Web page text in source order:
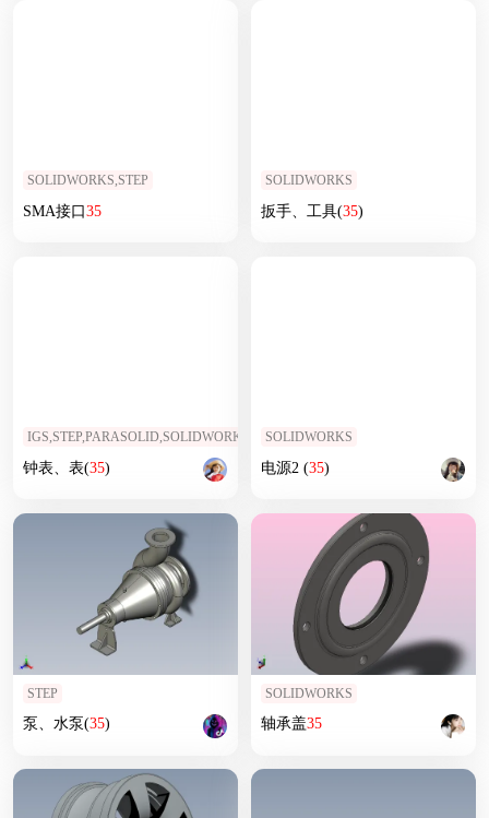
SOLIDWORKS,STEP
SMA接口35
SOLIDWORKS
扳手、工具(35)
IGS,STEP,PARASOLID,SOLIDWORKS,STL
钟表、表(35)
SOLIDWORKS
电源2 (35)
STEP
泵、水泵(35)
SOLIDWORKS
轴承盖35